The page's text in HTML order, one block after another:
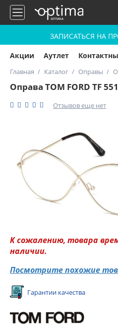
ЗАПИСАТЬСЯ НА
Акции Аутлет
Главная Каталог Оправы
Оправа TOM FORD TF
Отзывов еще нет
К сожалению, товара
наличии.
Посмотрите похожие
Гарантии качества